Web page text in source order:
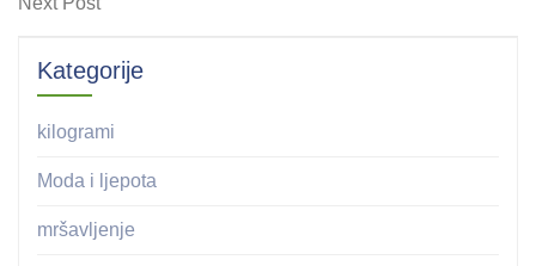
Kategorije
kilogrami
Moda i ljepota
mršavljenje